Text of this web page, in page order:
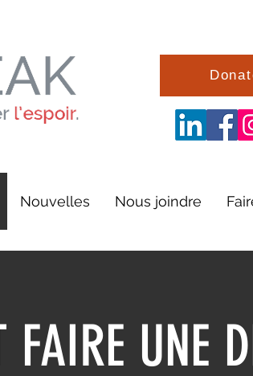
Nouvelles Nous joindre
UNE